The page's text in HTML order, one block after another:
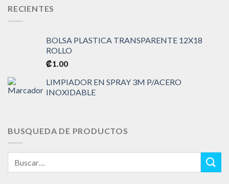
RECIENTES
BOLSA PLASTICA TRANSPARENTE 12X18
ROLLO
₡1.00
LIMPIADOR EN SPRAY 3M P/ACERO
INOXIDABLE
BUSQUEDA DE PRODUCTOS